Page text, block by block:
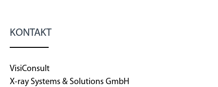
KONTAKT
VisiConsult
X-ray Systems & Solutions GmbH